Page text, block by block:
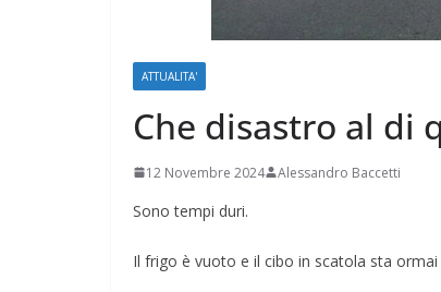
ATTUALITA'
Che disastro al di
12 Novembre 2024 Alessandro Baccetti
Sono tempi duri.
Il frigo è vuoto e il cibo in scatola sta